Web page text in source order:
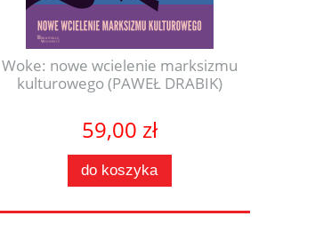
Woke: nowe wcielenie marksizmu
kulturowego (PAWEŁ DRABIK)
59,00 zł
do koszyka